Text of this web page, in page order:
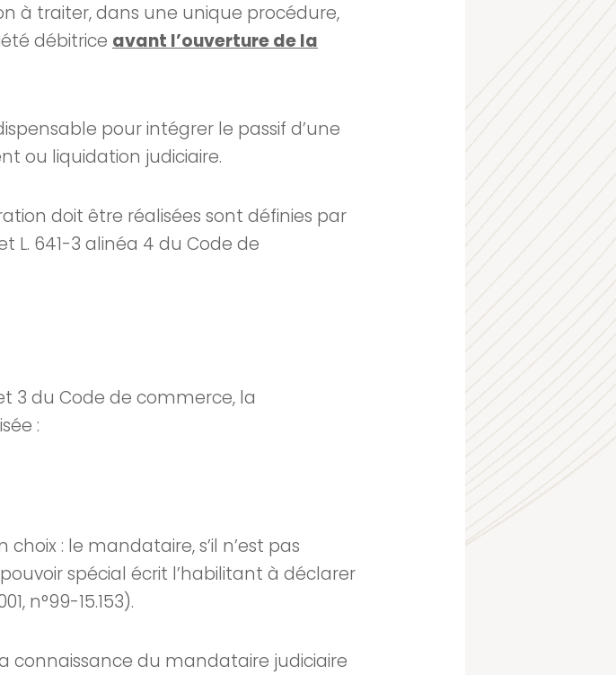
à traiter, dans une unique procédure,
débitrice avant l’ouverture de la
pour intégrer le passif d’une
ou liquidation judiciaire.
doit être réalisées sont définies par
et L. 641-3 alinéa 4 du Code de
3 du Code de commerce, la
:
: le mandataire, s’il n’est pas
spécial écrit l’habilitant à déclarer
n°99-15.153).
connaissance du mandataire judiciaire